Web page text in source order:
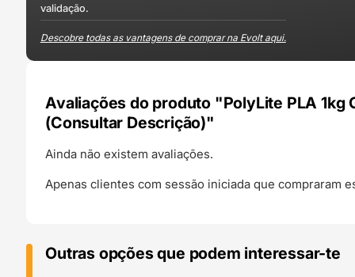
validação.
Descobre todas as vantagens de comprar na Evolt aqui.
Avaliações do produto "PolyLite PLA 1kg
(Consultar Descrição)"
Ainda não existem avaliações.
Apenas clientes com sessão iniciada que compraram
Outras opções que podem interessar-te